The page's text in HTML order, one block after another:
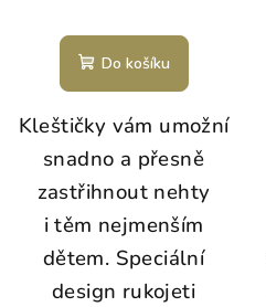
Do košíku
Kleštičky vám umožní
snadno a přesně
zastřihnout nehty
i těm nejmenším
dětem. Speciální
design rukojeti